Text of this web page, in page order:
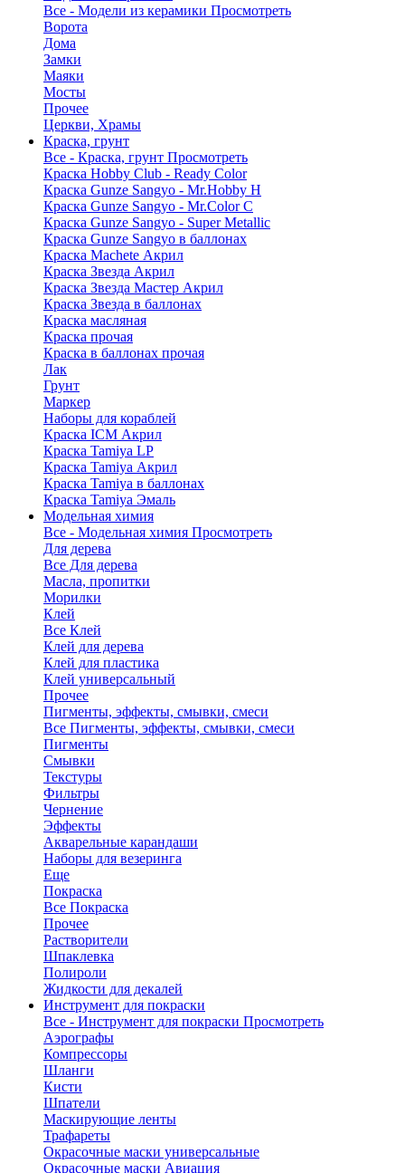
Все - Модели из керамики Просмотреть
Ворота
Дома
Замки
Маяки
Мосты
Прочее
Церкви, Храмы
Краска, грунт
Все - Краска, грунт Просмотреть
Краска Hobby Club - Ready Color
Краска Gunze Sangyo - Mr.Hobby H
Краска Gunze Sangyo - Mr.Color C
Краска Gunze Sangyo - Super Metallic
Краска Gunze Sangyo в баллонах
Краска Machete Акрил
Краска Звезда Акрил
Краска Звезда Мастер Акрил
Краска Звезда в баллонах
Краска масляная
Краска прочая
Краска в баллонах прочая
Лак
Грунт
Маркер
Наборы для кораблей
Краска ICM Акрил
Краска Tamiya LP
Краска Tamiya Акрил
Краска Tamiya в баллонах
Краска Tamiya Эмаль
Модельная химия
Все - Модельная химия Просмотреть
Для дерева
Все Для дерева
Масла, пропитки
Морилки
Клей
Все Клей
Клей для дерева
Клей для пластика
Клей универсальный
Прочее
Пигменты, эффекты, смывки, смеси
Все Пигменты, эффекты, смывки, смеси
Пигменты
Смывки
Текстуры
Фильтры
Чернение
Эффекты
Акварельные карандаши
Наборы для везеринга
Еще
Покраска
Все Покраска
Прочее
Растворители
Шпаклевка
Полироли
Жидкости для декалей
Инструмент для покраски
Все - Инструмент для покраски Просмотреть
Аэрографы
Компрессоры
Шланги
Кисти
Шпатели
Маскирующие ленты
Трафареты
Окрасочные маски универсальные
Окрасочные маски Авиация